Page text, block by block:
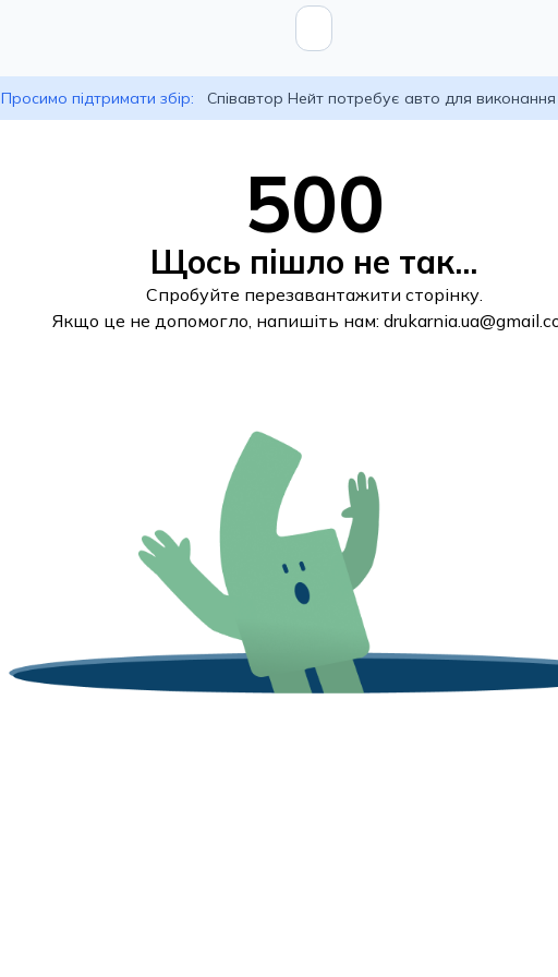
Просимо підтримати збір: Співавтор Нейт потребує авто для
500
Щось пішло не так...
Спробуйте перезавантажити сторінку.
Якщо це не допомогло, напишіть нам: